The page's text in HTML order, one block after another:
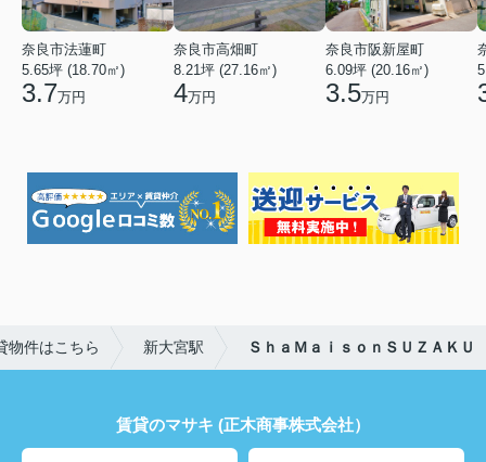
奈良市法蓮町
5.65坪 (18.70㎡)
3.7万円
奈良市高畑町
8.21坪 (27.16㎡)
4万円
奈良市阪新屋町
6.09坪 (20.16㎡)
3.5万円
物件はこちら 新大宮駅 ＳｈａＭａｉｓｏｎＳＵＺＡＫＵ
賃貸のマサキ (正木商事株式会社）